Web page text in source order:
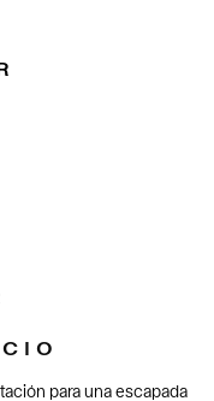
para una escapada